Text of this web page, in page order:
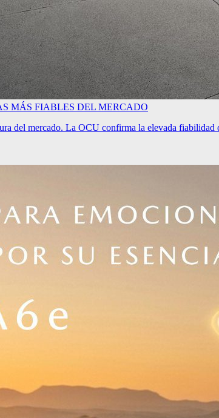
MÁS FIABLES DEL MERCADO
del mercado. La OCU confirma la elevada